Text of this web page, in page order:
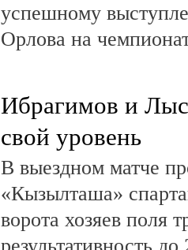
успешному
Орлова на
Ибрагимов и
свой уровень
В выездном матче
«Кызылташа»
ворота хозяев поля